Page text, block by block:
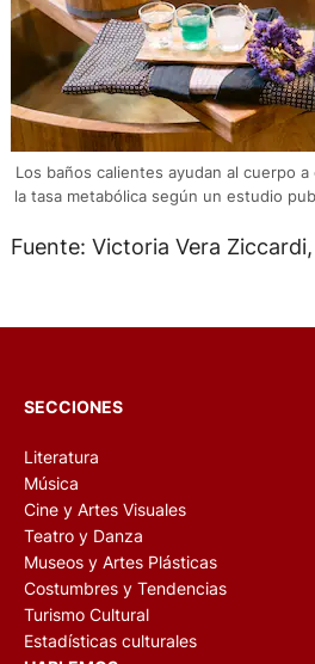
Los baños calientes ayudan al cuerpo
la tasa metabólica según un estudio
Fuente: Victoria Vera
SECCIONES
Literatura
Música
Cine y Artes Visuales
Teatro y Danza
Museos y Artes Plásticas
Costumbres y Tendencias
Turismo Cultural
Estadísticas culturales